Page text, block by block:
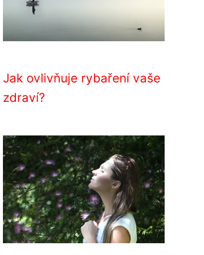
Jak ovlivňuje rybaření vaše
zdraví?